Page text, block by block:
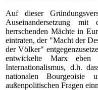
Auf dieser
Auseinandersetzung
herrschenden Mächte in
eintraten, der "Macht der
der Völker"
entwickelte Marx eben
Internationalismus, d.h.
nationalen Bourgeoisie
außenpolitischen Fragen